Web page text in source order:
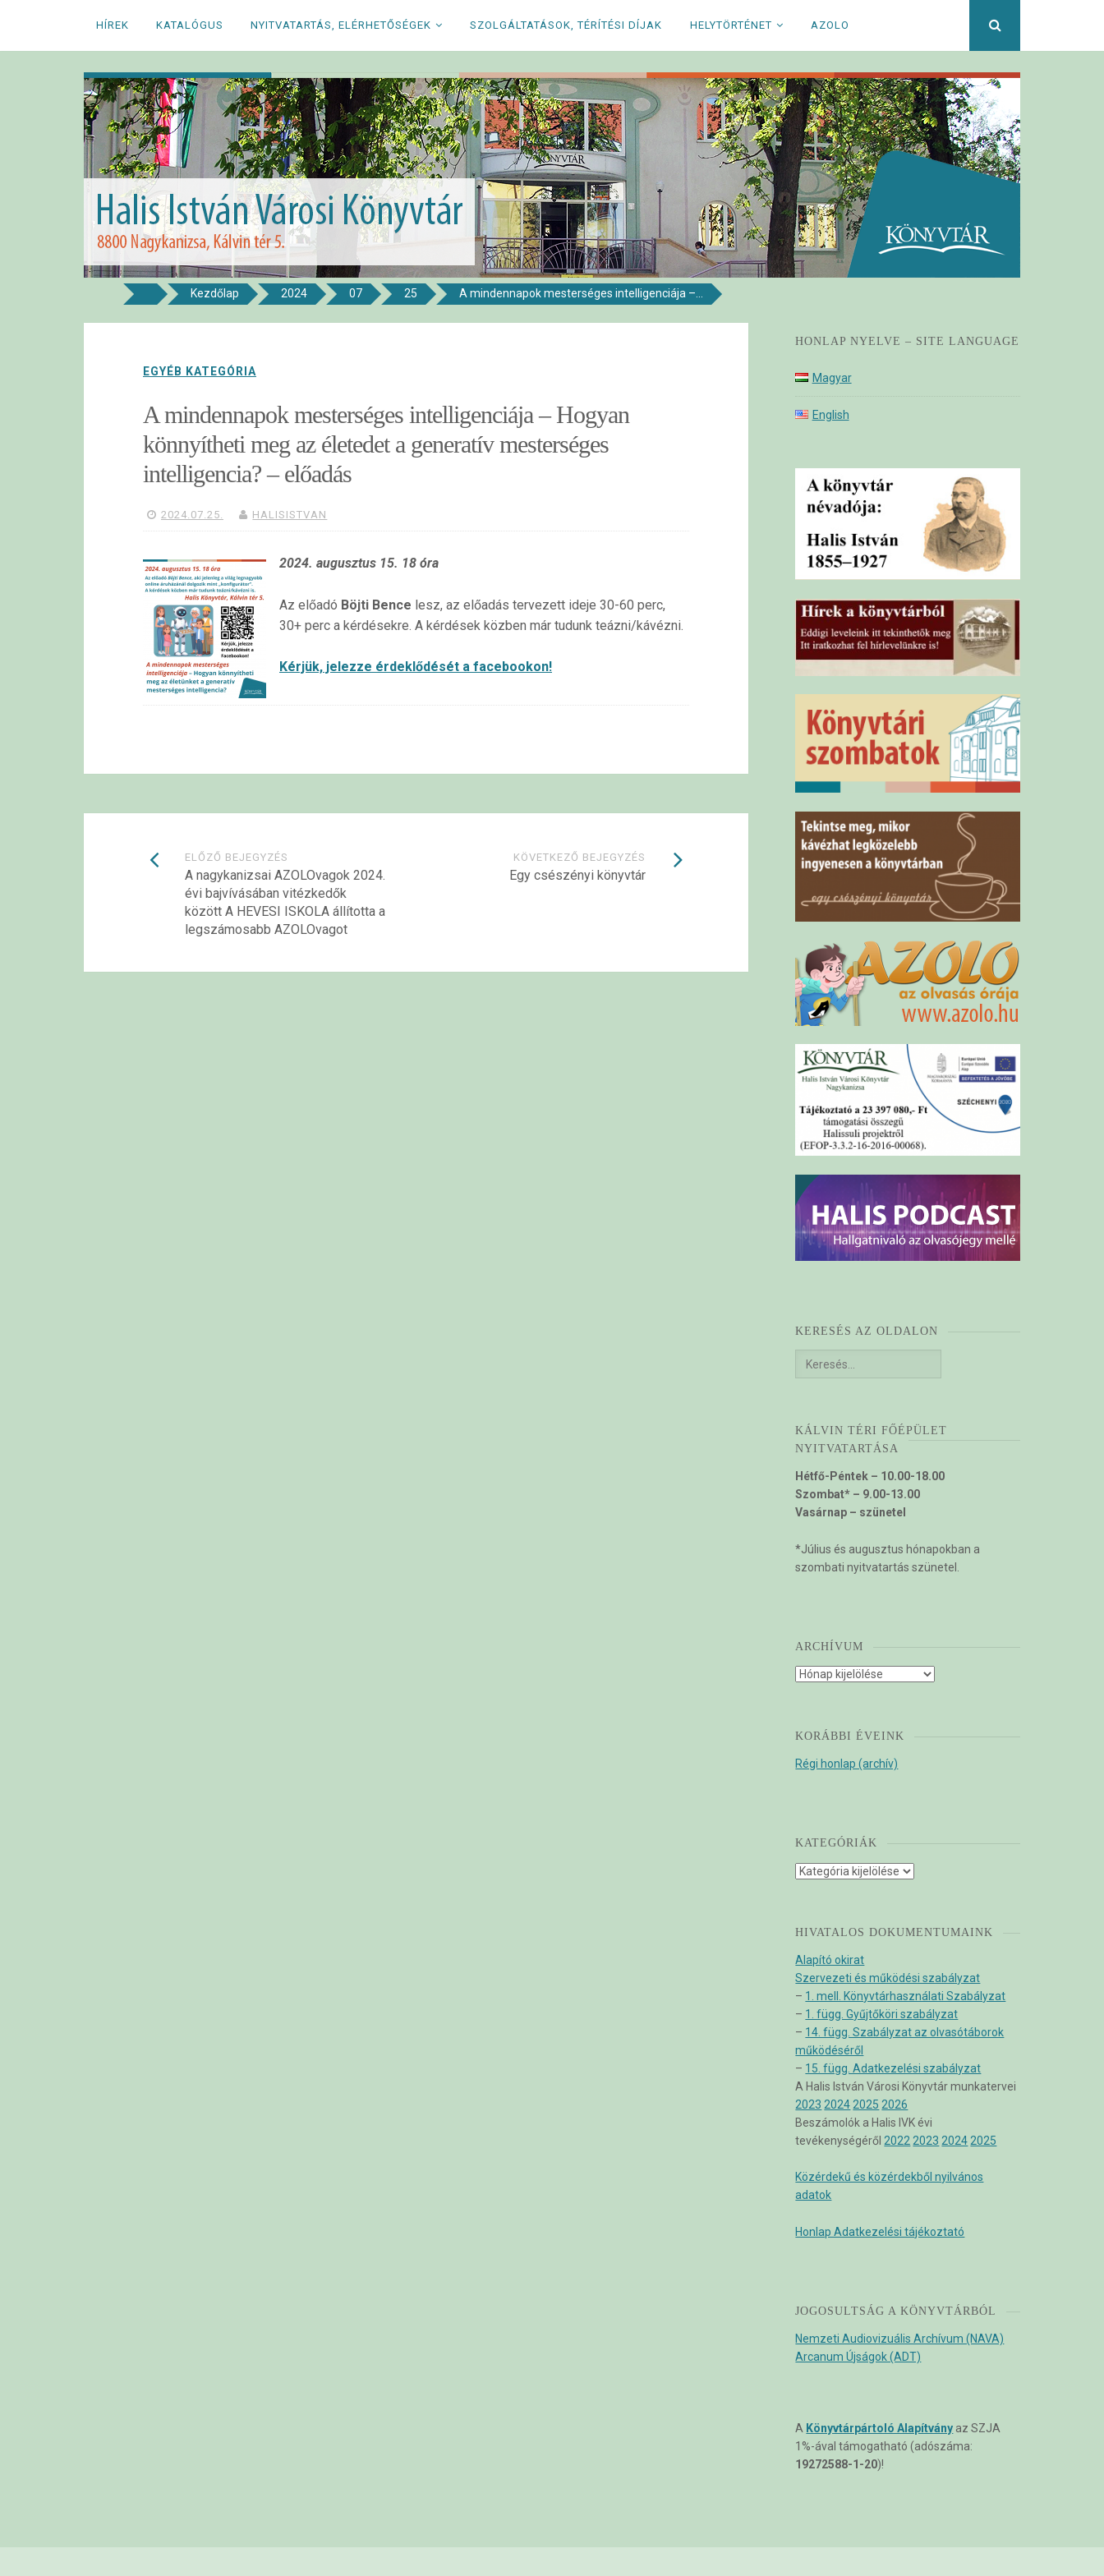
HÍREK KATALÓGUS NYITVATARTÁS, ELÉRHETŐSÉGEK SZOLGÁLTATÁSOK, TÉRÍTÉSI DÍJAK HELYTÖRTÉNET AZOLO
Halis István Városi Könyvtár
Kezdőlap 2024 07 25 A mindennapok mesterséges intelligenciája –...
EGYÉB KATEGÓRIA
A mindennapok mesterséges intelligenciája – Hogyan
könnyítheti meg az életedet a generatív mesterséges
intelligencia? – előadás
2024.07.25. HALISISTVAN
2024. augusztus 15. 18 óra
Az előadó Böjti Bence lesz, az előadás tervezett ideje 30-60 perc,
30+ perc a kérdésekre. A kérdések közben már tudunk teázni/kávézni.
Kérjük, jelezze érdeklődését a facebookon!
Bejegyzések
navigációja
ELŐZŐ BEJEGYZÉS
A nagykanizsai AZOLOvagok 2024.
évi bajvívásában vitézkedők
között A HEVESI ISKOLA állította a
legszámosabb AZOLOvagot
KÖVETKEZŐ BEJEGYZÉS
Egy csészényi könyvtár
HONLAP NYELVE – SITE LANGUAGE
Magyar
English
KERESÉS AZ OLDALON
Keresés:
KÁLVIN TÉRI FŐÉPÜLET
NYITVATARTÁSA
Hétfő-Péntek – 10.00-18.00
Szombat* – 9.00-13.00
Vasárnap – szünetel
*Július és augusztus hónapokban a
szombati nyitvatartás szünetel.
ARCHÍVUM
Archívum
KORÁBBI ÉVEINK
Régi honlap (archív)
KATEGÓRIÁK
Kategóriák
HIVATALOS DOKUMENTUMAINK
Alapító okirat
Szervezeti és működési szabályzat
– 1. mell. Könyvtárhasználati Szabályzat
– 1. függ. Gyűjtőköri szabályzat
– 14. függ. Szabályzat az olvasótáborok
működéséről
– 15. függ. Adatkezelési szabályzat
A Halis István Városi Könyvtár munkatervei
2023 2024 2025 2026
Beszámolók a Halis IVK évi
tevékenységéről 2022 2023 2024 2025
Közérdekű és közérdekből nyilvános
adatok
Honlap Adatkezelési tájékoztató
JOGOSULTSÁG A KÖNYVTÁRBÓL
Nemzeti Audiovizuális Archívum (NAVA)
Arcanum Újságok (ADT)
A Könyvtárpártoló Alapítvány az SZJA
1%-ával támogatható (adószáma:
19272588-1-20)!